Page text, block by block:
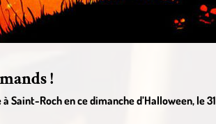
!
Roch en ce dimanche d’Halloween, le 31